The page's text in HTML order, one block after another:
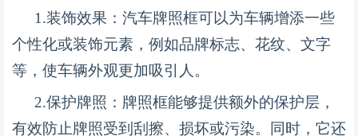
1.装饰效果：汽车牌照框可以为车辆增添一些
个性化或装饰元素，例如品牌标志、花纹、文字
等，使车辆外观更加吸引人。
2.保护牌照：牌照框能够提供额外的保护层，
有效防止牌照受到刮擦、损坏或污染。同时，它还